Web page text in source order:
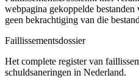
webpagina gekoppelde
geen bekrachtiging van die
Faillissementsdossier
Het complete register van
schuldsaneringen in Nederland.